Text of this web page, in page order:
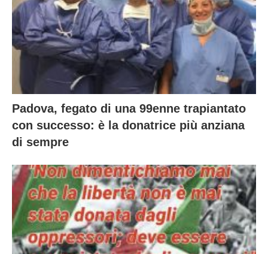
Padova, fegato di una 99enne trapiantato
con successo: è la donatrice più anziana
di sempre